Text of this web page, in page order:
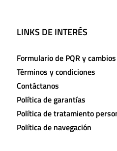
LINKS DE INTERÉS
Formulario de PQR y cambios
Términos y condiciones
Contáctanos
Política de garantías
Política de tratamiento
Política de navegación